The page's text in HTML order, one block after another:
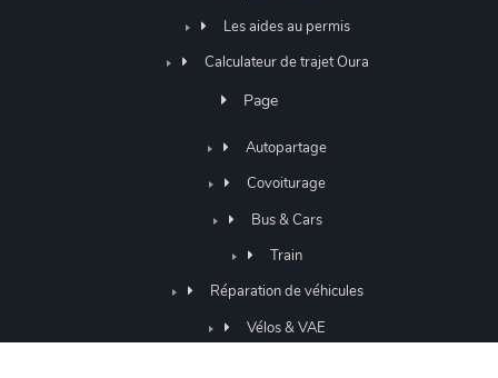
Les aides au permis
Calculateur de trajet Oura
Page
Autopartage
Covoiturage
Bus & Cars
Train
Réparation de véhicules
Vélos & VAE